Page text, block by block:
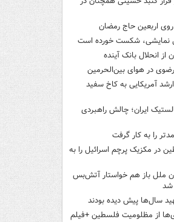
روی اربعین حاج رمضان
نمایشی، شکست خورده است
از انحلال بانک آینده
در هوای بین‌الحرمین
آمریکایی به کاخ سفید
ایران؛ چالش راهبردی
را به کار گرفت
در مکزیک پرچم اسرائیل را به
ملل باز هم خواستار آتش‌بس
شد
سال‌ها پیش دیده بودند
از مظلومیت فلسطین +فیلم